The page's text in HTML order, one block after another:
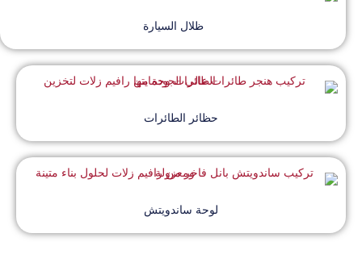
ظلال السيارة
حظائر الطائرات
لوحة ساندويتش